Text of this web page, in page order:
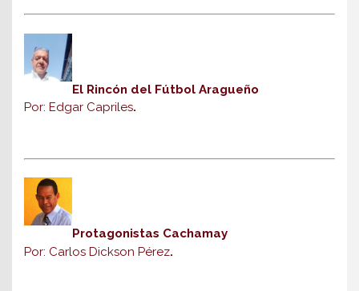
El Rincón del Fútbol Aragueño
Por: Edgar Capriles.
Protagonistas Cachamay
Por: Carlos Dickson Pérez.